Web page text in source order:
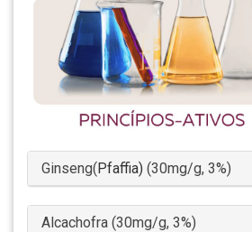
Ginseng(Pfaffia) (30mg/g, 3%)
Alcachofra (30mg/g, 3%)